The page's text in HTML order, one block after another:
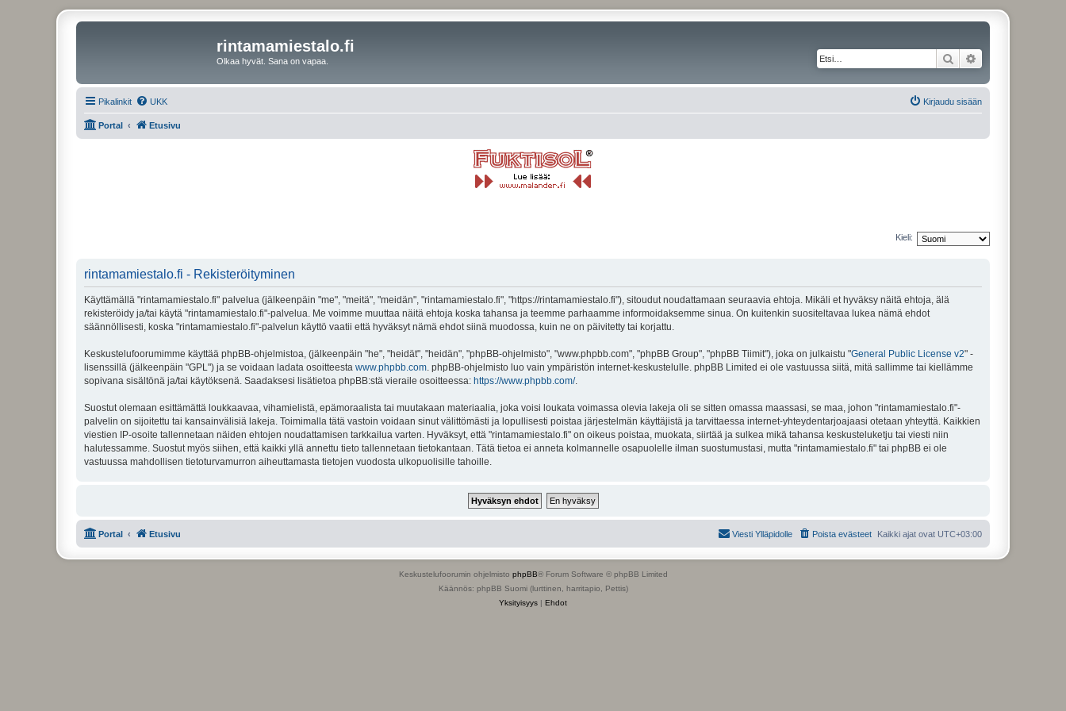
rintamamiestalo.fi
Olkaa hyvät. Sana on vapaa. Etsi
Pikalinkit UKK Kirjaudu sisään
Portal Etusivu
Kieli:
rintamamiestalo.fi - Rekisteröityminen
Käyttämällä "rintamamiestalo.fi" palvelua (jälkeenpäin "me", "meitä", "meidän", "rintamamiestalo.fi", "https://rintamamiestalo.fi"), sitoudut noudattamaan seuraavia ehtoja. Mikäli et hyväksy näitä ehtoja, älä
rekisteröidy ja/tai käytä "rintamamiestalo.fi"-palvelua. Me voimme muuttaa näitä ehtoja koska tahansa ja teemme parhaamme informoidaksemme sinua. On kuitenkin suositeltavaa lukea nämä ehdot
säännöllisesti, koska "rintamamiestalo.fi"-palvelun käyttö vaatii että hyväksyt nämä ehdot siinä muodossa, kuin ne on päivitetty tai korjattu.
Keskustelufoorumimme käyttää phpBB-ohjelmistoa, (jälkeenpäin "he", "heidät", "heidän", "phpBB-ohjelmisto", "www.phpbb.com", "phpBB Group", "phpBB Tiimit"), joka on julkaistu "General Public License v2" -
lisenssillä (jälkeenpäin "GPL") ja se voidaan ladata osoitteesta www.phpbb.com. phpBB-ohjelmisto luo vain ympäristön internet-keskustelulle. phpBB Limited ei ole vastuussa siitä, mitä sallimme tai kiellämme
sopivana sisältönä ja/tai käytöksenä. Saadaksesi lisätietoa phpBB:stä vieraile osoitteessa: https://www.phpbb.com/.
Suostut olemaan esittämättä loukkaavaa, vihamielistä, epämoraalista tai muutakaan materiaalia, joka voisi loukata voimassa olevia lakeja oli se sitten omassa maassasi, se maa, johon "rintamamiestalo.fi"-
palvelin on sijoitettu tai kansainvälisiä lakeja. Toimimalla tätä vastoin voidaan sinut välittömästi ja lopullisesti poistaa järjestelmän käyttäjistä ja tarvittaessa internet-yhteydentarjoajaasi otetaan yhteyttä. Kaikkien
viestien IP-osoite tallennetaan näiden ehtojen noudattamisen tarkkailua varten. Hyväksyt, että "rintamamiestalo.fi" on oikeus poistaa, muokata, siirtää ja sulkea mikä tahansa keskusteluketju tai viesti niin
halutessamme. Suostut myös siihen, että kaikki yllä annettu tieto tallennetaan tietokantaan. Tätä tietoa ei anneta kolmannelle osapuolelle ilman suostumustasi, mutta "rintamamiestalo.fi" tai phpBB ei ole
vastuussa mahdollisen tietoturvamurron aiheuttamasta tietojen vuodosta ulkopuolisille tahoille.
Portal Etusivu Kaikki ajat ovat UTC+03:00
Poista evästeet
Viesti Ylläpidolle
Keskustelufoorumin ohjelmisto phpBB® Forum Software © phpBB Limited
Käännös: phpBB Suomi (lurttinen, harritapio, Pettis)
Yksityisyys | Ehdot